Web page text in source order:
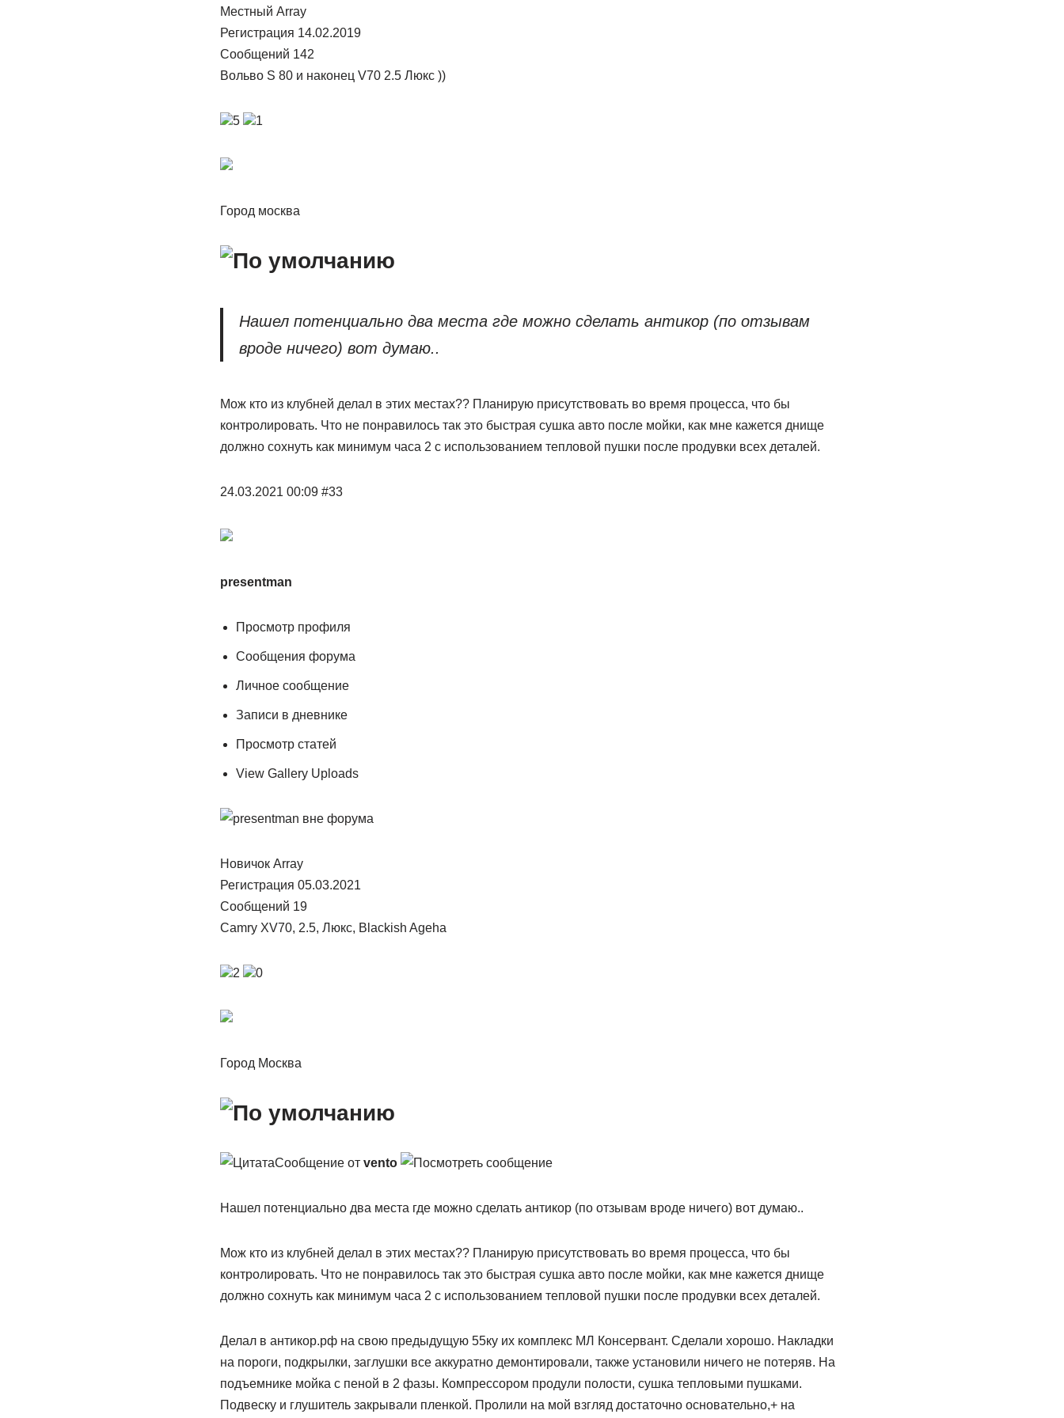
Местный Array
Регистрация 14.02.2019
Сообщений 142
Вольво S 80 и наконец V70 2.5 Люкс ))
5 1
Город москва
Нашел потенциально два места где можно сделать антикор (по отзывам
вроде ничего) вот думаю..
Мож кто из клубней делал в этих местах?? Планирую присутствовать во время процесса, что бы
контролировать. Что не понравилось так это быстрая сушка авто после мойки, как мне кажется днище
должно сохнуть как минимум часа 2 с использованием тепловой пушки после продувки всех деталей.
24.03.2021 00:09 #33
presentman
Просмотр профиля
Сообщения форума
Личное сообщение
Записи в дневнике
Просмотр статей
View Gallery Uploads
Новичок Array
Регистрация 05.03.2021
Сообщений 19
Camry XV70, 2.5, Люкс, Blackish Ageha
2 0
Город Москва
Сообщение от vento
Нашел потенциально два места где можно сделать антикор (по отзывам вроде ничего) вот думаю..
Мож кто из клубней делал в этих местах?? Планирую присутствовать во время процесса, что бы
контролировать. Что не понравилось так это быстрая сушка авто после мойки, как мне кажется днище
должно сохнуть как минимум часа 2 с использованием тепловой пушки после продувки всех деталей.
Делал в антикор.рф на свою предыдущую 55ку их комплекс МЛ Консервант. Сделали хорошо. Накладки
на пороги, подкрылки, заглушки все аккуратно демонтировали, также установили ничего не потеряв. На
подъемнике мойка с пеной в 2 фазы. Компрессором продули полости, сушка тепловыми пушками.
Подвеску и глушитель закрывали пленкой. Пролили на мой взгляд достаточно основательно,+ на